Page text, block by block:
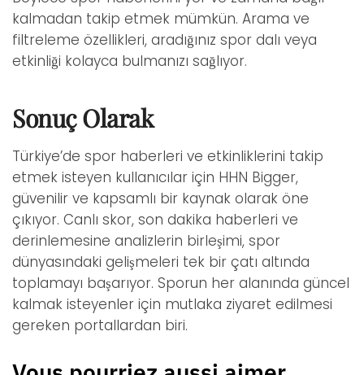
kalmadan takip etmek mümkün. Arama ve
filtreleme özellikleri, aradığınız spor dalı veya
etkinliği kolayca bulmanızı sağlıyor.
Sonuç Olarak
Türkiye’de spor haberleri ve etkinliklerini takip
etmek isteyen kullanıcılar için HHN Bigger,
güvenilir ve kapsamlı bir kaynak olarak öne
çıkıyor. Canlı skor, son dakika haberleri ve
derinlemesine analizlerin birleşimi, spor
dünyasındaki gelişmeleri tek bir çatı altında
toplamayı başarıyor. Sporun her alanında güncel
kalmak isteyenler için mutlaka ziyaret edilmesi
gereken portallardan biri.